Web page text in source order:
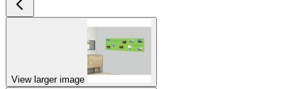
View larger image